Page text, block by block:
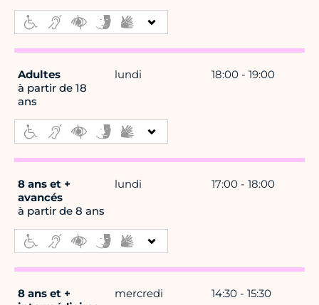
Adultes
à partir de 18
ans
lundi 18:00 - 19:00
8 ans et +
avancés
à partir de 8 ans
lundi 17:00 - 18:00
8 ans et +
mercredi 14:30 - 15:30